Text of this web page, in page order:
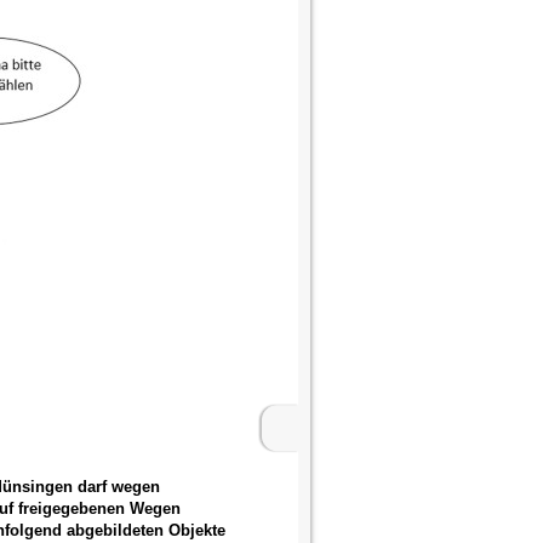
darf wegen
freigegebenen Wegen
abgebildeten Objekte